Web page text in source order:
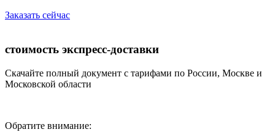
Заказать сейчас
стоимость экспресс-доставки
Скачайте полный документ с тарифами по России, Москве и
Московской области
Обратите внимание: